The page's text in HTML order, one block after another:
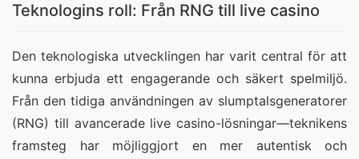
Teknologins roll: Från RNG till live casino
Den teknologiska utvecklingen har varit central för att
kunna erbjuda ett engagerande och säkert spelmiljö.
Från den tidiga användningen av slumptalsgeneratorer
(RNG) till avancerade live casino-lösningar—teknikens
framsteg har möjliggjort en mer autentisk och